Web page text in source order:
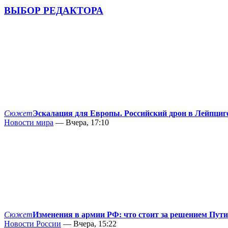
ВЫБОР РЕДАКТОРА
СюжетЭскалация для Европы. Российский дрон в
Новости мира — Вчера, 17:10
СюжетИзменения в армии РФ: что стоит за решением
Новости России — Вчера, 15:22